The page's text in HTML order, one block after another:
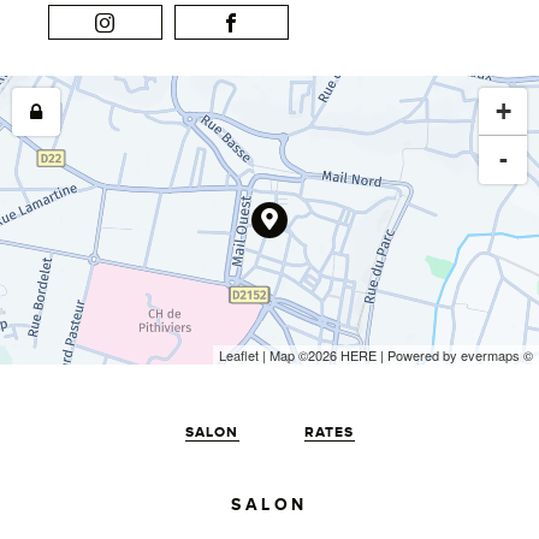
+
-
Leaflet | Map ©2026 HERE | Powered by evermaps ©
SALON RATES
SALON